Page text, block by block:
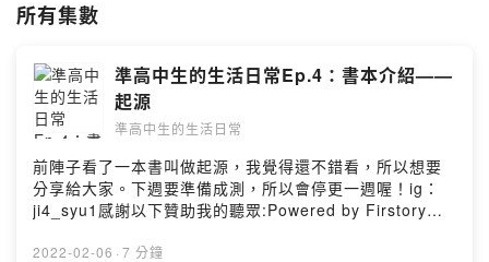
所有集數
準高中生的生活日常Ep.4：書本介紹——
起源
準高中生的生活日常
前陣子看了一本書叫做起源，我覺得還不錯看，所以想要
分享給大家。下週要準備成測，所以會停更一週喔！ig：
ji4_syu1感謝以下贊助我的聽眾:Powered by Firstory
2022-02-06 · 7 分鐘